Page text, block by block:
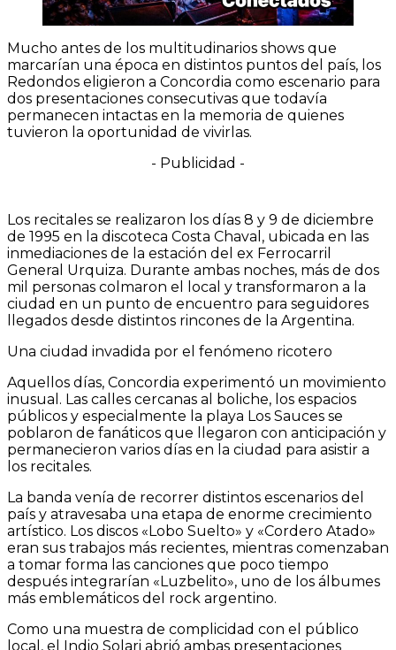
Mucho antes de los multitudinarios shows que
marcarían una época en distintos puntos del país, los
Redondos eligieron a Concordia como escenario para
dos presentaciones consecutivas que todavía
permanecen intactas en la memoria de quienes
tuvieron la oportunidad de vivirlas.
- Publicidad -
Los recitales se realizaron los días 8 y 9 de diciembre
de 1995 en la discoteca Costa Chaval, ubicada en las
inmediaciones de la estación del ex Ferrocarril
General Urquiza. Durante ambas noches, más de dos
mil personas colmaron el local y transformaron a la
ciudad en un punto de encuentro para seguidores
llegados desde distintos rincones de la Argentina.
Una ciudad invadida por el fenómeno ricotero
Aquellos días, Concordia experimentó un movimiento
inusual. Las calles cercanas al boliche, los espacios
públicos y especialmente la playa Los Sauces se
poblaron de fanáticos que llegaron con anticipación y
permanecieron varios días en la ciudad para asistir a
los recitales.
La banda venía de recorrer distintos escenarios del
país y atravesaba una etapa de enorme crecimiento
artístico. Los discos «Lobo Suelto» y «Cordero Atado»
eran sus trabajos más recientes, mientras comenzaban
a tomar forma las canciones que poco tiempo
después integrarían «Luzbelito», uno de los álbumes
más emblemáticos del rock argentino.
Como una muestra de complicidad con el público
local, el Indio Solari abrió ambas presentaciones